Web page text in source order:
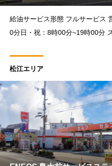
給油サービス形態 フルサービス 営業時間 平日：8時00分~20時0
0分日・祝：8時00分~19時00分 スタッフ 平日：8時00分~20時0
松江エリア